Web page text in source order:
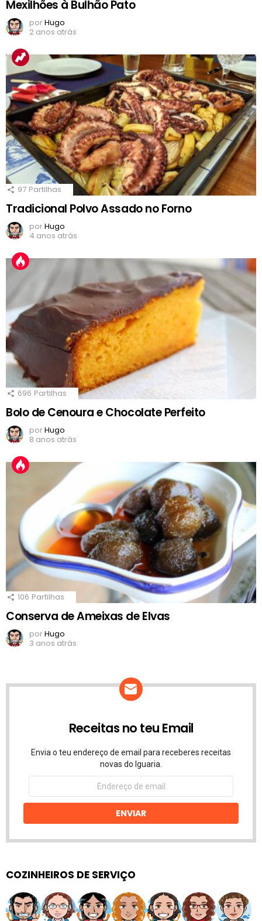
Mexilhões à Bulhão Pato
porHugo
2 anos atrás
97 Partilhas
Tradicional Polvo Assado no Forno
porHugo
4 anos atrás
696 Partilhas
Bolo de Cenoura e Chocolate Perfeito
porHugo
8 anos atrás
106 Partilhas
Conserva de Ameixas de Elvas
porHugo
3 anos atrás
Receitas no teu Email
Envia o teu endereço de email para receberes receitas
novas do Iguaria.
Endereço
email
ENVIAR
COZINHEIROS DE SERVIÇO